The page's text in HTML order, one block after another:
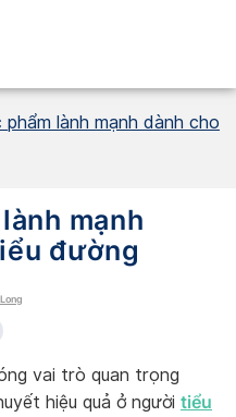
lành mạnh dành cho
mạnh
đường
vai trò quan trọng
hiệu quả ở người tiểu